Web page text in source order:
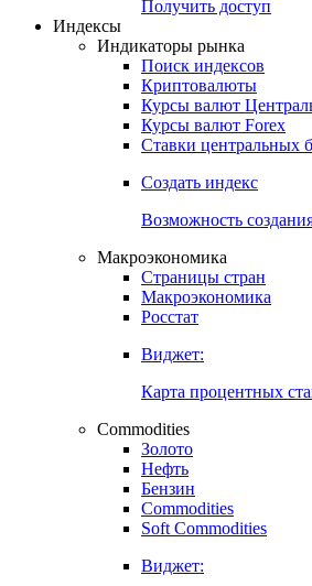
Получить доступ
Индексы
Индикаторы рынка
Поиск индексов
Криптовалюты
Курсы валют
Курсы валют Forex
Ставки центральных
Создать индекс
Возможность
Макроэкономика
Страницы стран
Макроэкономика
Росстат
Виджет:
Карта процентных
Commodities
Золото
Нефть
Бензин
Commodities
Soft Commodities
Виджет: